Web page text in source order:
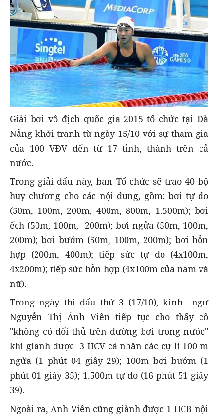
Giải bơi vô địch quốc gia 2015 tổ chức tại Đà
Nẵng khởi tranh từ ngày 15/10 với sự tham gia
của 100 VĐV đến từ 17 tỉnh, thành trên cả
nước.
Trong giải đấu này, ban Tổ chức sẽ trao 40 bộ
huy chương cho các nội dung, gồm: bơi tự do
(50m, 100m, 200m, 400m, 800m, 1.500m); bơi
ếch (50m, 100m, 200m); bơi ngửa (50m, 100m,
200m); bơi bướm (50m, 100m, 200m); bơi hỗn
hợp (200m, 400m); tiếp sức tự do (4x100m,
4x200m); tiếp sức hỗn hợp (4x100m của nam và
nữ).
Trong ngày thi đấu thứ 3 (17/10), kình ngư
Nguyễn Thị Ánh Viên tiếp tục cho thấy cô
"không có đối thủ trên đường bơi trong nước"
khi giành được 3 HCV cá nhân các cự li 100 m
ngửa (1 phút 04 giây 29); 100m bơi bướm (1
phút 01 giây 35); 1.500m tự do (16 phút 51 giây
39).
Ngoài ra, Ánh Viên cũng giành được 1 HCB nội